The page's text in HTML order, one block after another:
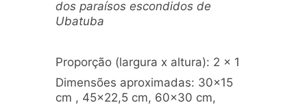
dos paraísos escondidos de
Ubatuba
Proporção (largura x altura): 2 x 1
Dimensões aproximadas: 30×15
cm , 45×22,5 cm, 60×30 cm,